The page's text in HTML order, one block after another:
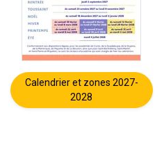
Calendrier et zones 2027-
2028